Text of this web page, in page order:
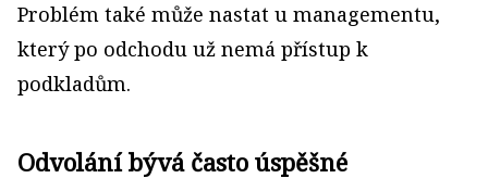
Problém také může nastat u managementu,
který po odchodu už nemá přístup k
podkladům.
Odvolání bývá často úspěšné